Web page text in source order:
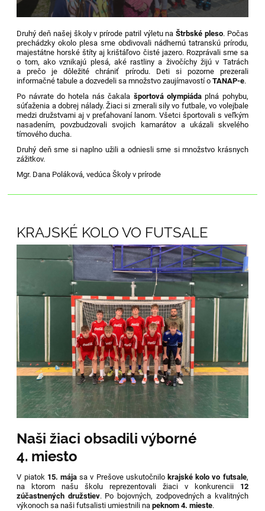
Druhý deň našej školy v prírode patril výletu naŠtrbské pleso. Počas
prechádzky okolo plesa sme obdivovali nádhernú tatranskú prírodu,
majestátne horské štíty aj krištáľovo čisté jazero. Rozprávali sme sa
o tom, ako vznikajú plesá, aké rastliny a živočíchy žijú v Tatrách
a prečo je dôležité chrániť prírodu. Deti si pozorne prezerali
informačné tabule a dozvedeli sa množstvo zaujímavostí oTANAP-e.
Po návrate do hotela nás čakala športová olympiádaplná pohybu,
súťaženia a dobrej nálady. Žiaci si zmerali sily vo futbale, vo volejbale
medzi družstvami aj v preťahovaní lanom. Všetci športovali s veľkým
nasadením, povzbudzovali svojich kamarátov a ukázali skvelého
tímového ducha.
Druhý deň sme si naplno užili a odniesli sme si množstvo krásnych
zážitkov.
Mgr. Dana Poláková, vedúca Školy v prírode
KRAJSKÉ KOLO VO FUTSALE
Naši žiaci obsadili výborné
4. miesto
V piatok 15. májasa v Prešove uskutočnilo krajské kolo vo futsale,
na ktorom našu školu reprezentovali žiaci v konkurencii 12
zúčastnených družstiev. Po bojovných, zodpovedných a kvalitných
výkonoch sa naši futsalisti umiestnili napeknom 4. mieste.